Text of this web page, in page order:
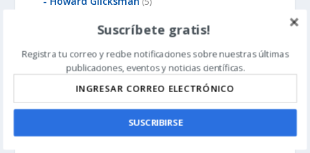
James Gills(1)
Jean-Pierre Luminet(2)
John West(8)
Jonathan McLatchie(23)
Suscríbete gratis!
Registra tu correo y recibe notificaciones sobre nuestras últimas
publicaciones, eventos y noticias científicas.
SUSCRIBIRSE